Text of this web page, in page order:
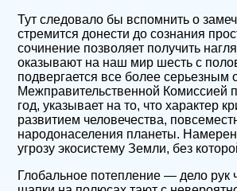
Тут следовало бы вспомнить о
стремится донести до сознания
сочинение позволяет получить
оказывают на наш мир шесть с
подвергается все более
Межправительственной Комиссией
год, указывает на то, что характер
развитием человечества,
народонаселения планеты.
угрозу экосистему Земли, без
Глобальное потепление — дело